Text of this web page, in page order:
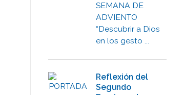
SEMANA DE
ADVIENTO
“Descubrir a Dios
en los gesto ...
Reflexión del
Segundo